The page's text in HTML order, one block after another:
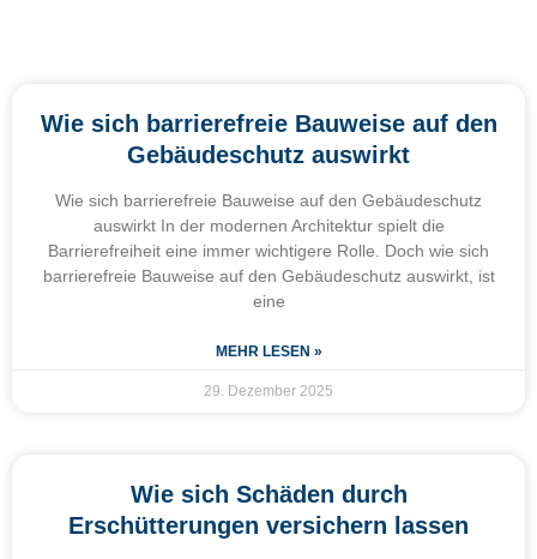
Wie sich barrierefreie Bauweise auf den
Gebäudeschutz auswirkt
Wie sich barrierefreie Bauweise auf den Gebäudeschutz
auswirkt In der modernen Architektur spielt die
Barrierefreiheit eine immer wichtigere Rolle. Doch wie sich
barrierefreie Bauweise auf den Gebäudeschutz auswirkt, ist
eine
MEHR LESEN »
29. Dezember 2025
Wie sich Schäden durch
Erschütterungen versichern lassen